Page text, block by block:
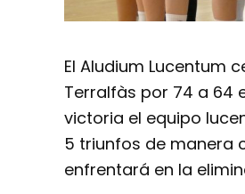
El Aludium Lucentum
Terralfàs por 74 a 64
victoria el equipo
5 triunfos de manera
enfrentará en la